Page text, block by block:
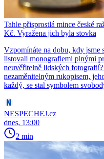
Tahle přisprostlá mince české
Kč. Vyražena jich byla stovka
Vzpomínáte na dobu, kdy jsme
listovali monografiemi plnými
neuvěřitelně lidských
nezaměnitelným rukopisem,
každý, se stal symbolem
NESPECHEJ.cz
dnes, 13:00
2 min